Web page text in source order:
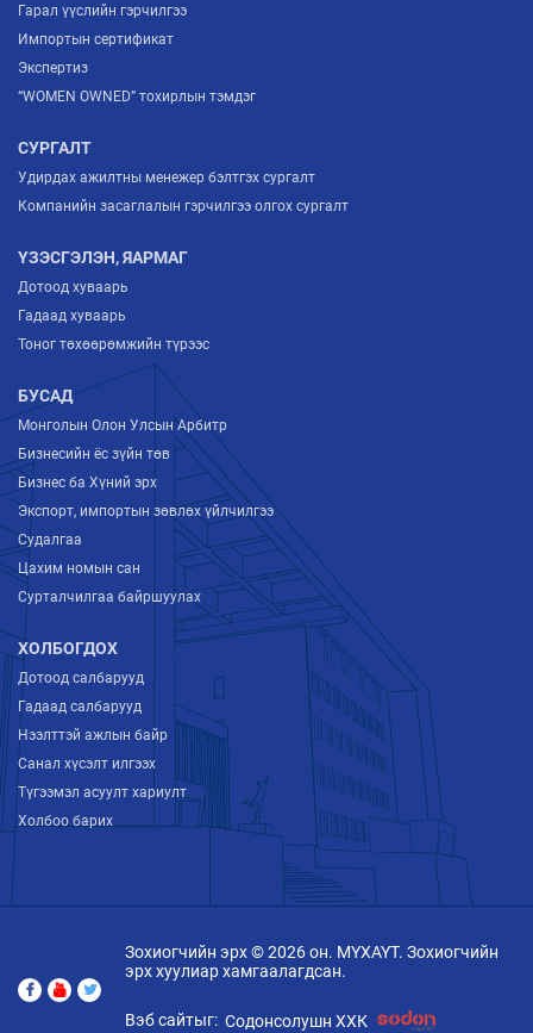
Гарал үүслийн гэрчилгээ
Импортын сертификат
Экспертиз
“WOMEN OWNED” тохирлын тэмдэг
СУРГАЛТ
Удирдах ажилтны менежер бэлтгэх сургалт
Компанийн засаглалын гэрчилгээ олгох сургалт
ҮЗЭСГЭЛЭН, ЯАРМАГ
Дотоод хуваарь
Гадаад хуваарь
Тоног төхөөрөмжийн түрээс
БУСАД
Монголын Олон Улсын Арбитр
Бизнесийн ёс зүйн төв
Бизнес ба Хүний эрх
Экспорт, импортын зөвлөх үйлчилгээ
Судалгаа
Цахим номын сан
Сурталчилгаа байршуулах
ХОЛБОГДОХ
Дотоод салбарууд
Гадаад салбарууд
Нээлттэй ажлын байр
Санал хүсэлт илгээх
Түгээмэл асуулт хариулт
Холбоо барих
Зохиогчийн эрх © 2026 он. МҮХАҮТ. Зохиогчийн
эрх хуулиар хамгаалагдсан.
Вэб сайтыг: Содонсолушн ХХК